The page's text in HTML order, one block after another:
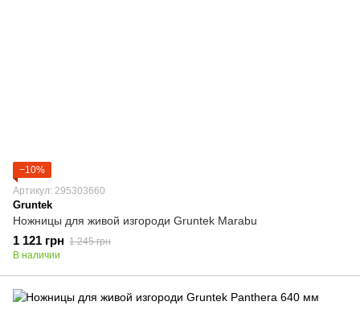
−10%
Артикул: 295303660
Gruntek
Ножницы для живой изгороди Gruntek Marabu
1 121 грн 1 245 грн
В наличии